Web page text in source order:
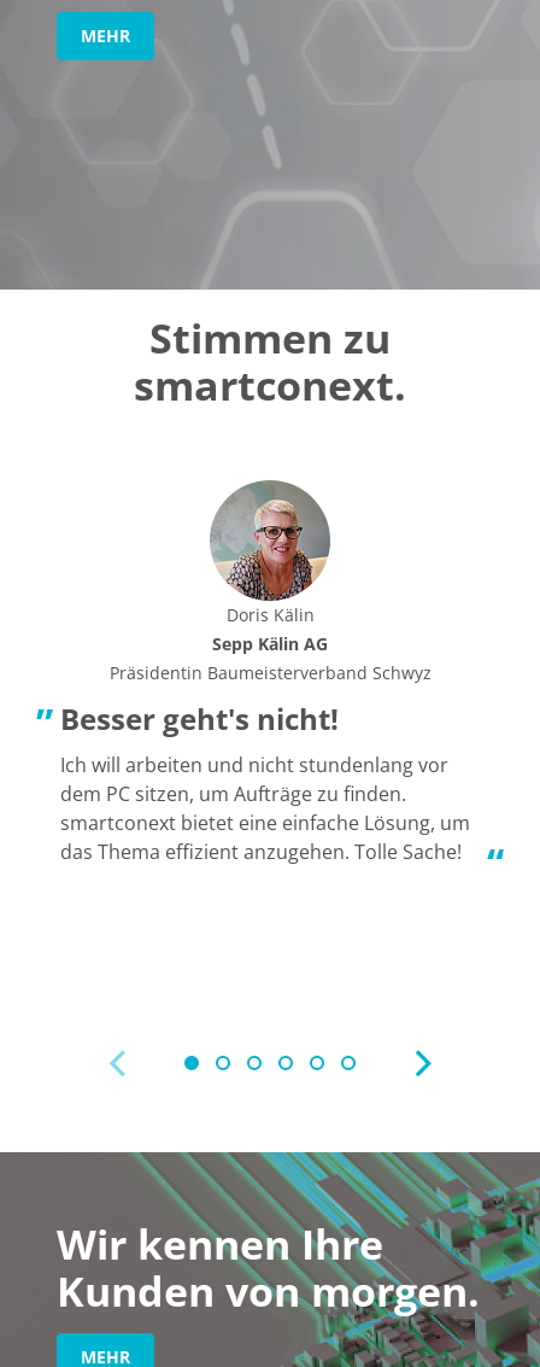
MEHR
Stimmen zu
smartconext.
Doris Kälin
Sepp Kälin AG
Präsidentin Baumeisterverband Schwyz
Besser geht's nicht!
Ich will arbeiten und nicht stundenlang vor
dem PC sitzen, um Aufträge zu finden.
smartconext bietet eine einfache Lösung, um
das Thema effizient anzugehen. Tolle Sache!
Wir kennen Ihre
Kunden von morgen.
MEHR